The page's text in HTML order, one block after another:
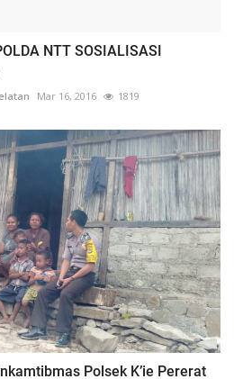
NTT SOSIALISASI
Mar 16, 2016 1819
Polsek K’ie Pererat